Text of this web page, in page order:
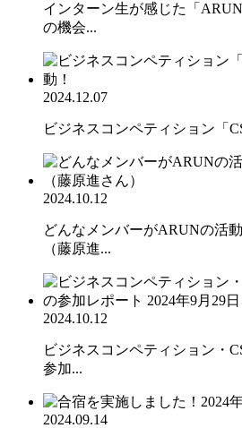
インターン生が感じた「
の機会...
2024.12.07
ビジネスコンペティション「
2024.10.12
どんなメンバーがARUNの活
（藤原進...
2024.10.12
ビジネスコンペティション・
参加...
2024.09.14